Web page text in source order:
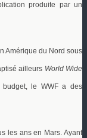
produite par un
Amérique du Nord sous
ailleurs World Wide
le WWF a des
les ans en Mars. Ayant